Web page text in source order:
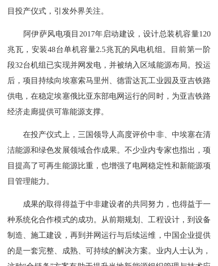
目投产仪式，引发外界关注。
阿伊萨风电项目2017年启动建设，设计总装机容量120
兆瓦，安装48台单机容量2.5兆瓦的风电机组。目前第一阶
段32台机组已实现并网发电，并被纳入区域能源布局。投运
后，项目持续向埃塞索马里州、德雷达瓦工业园及亚吉铁路
供电，在稳定埃塞俄比亚东部电网运行的同时，为亚吉铁路
经济走廊提供可靠能源支撑。
在投产仪式上，三国领导人高度评价中非、中埃塞在清
洁能源和绿色发展领域合作成果。不少业内专家也指出，项
目提高了可再生能源比重，也增强了电网稳定性和新能源项
目管理能力。
成果的取得得益于中非建设者的共同努力，也得益于一
种系统化合作模式的成功。从前期规划、工程设计，到设备
制造、施工建设，再到并网运行与后续运维，中国企业提供
的是一套完整、成熟、可持续的解决方案。业内人士认为，